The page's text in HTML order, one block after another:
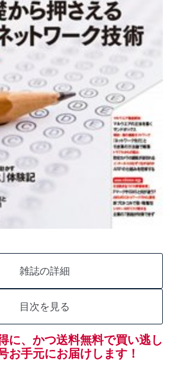
雑誌の詳細
目次を見る
に、かつ送料無料で買い逃し
お手元にお届けします！